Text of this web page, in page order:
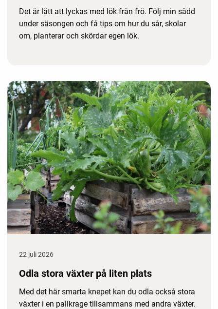
Det är lätt att lyckas med lök från frö. Följ min sådd
under säsongen och få tips om hur du sår, skolar
om, planterar och skördar egen lök.
22 juli 2026
Odla stora växter på liten plats
Med det här smarta knepet kan du odla också stora
växter i en pallkrage tillsammans med andra växter.